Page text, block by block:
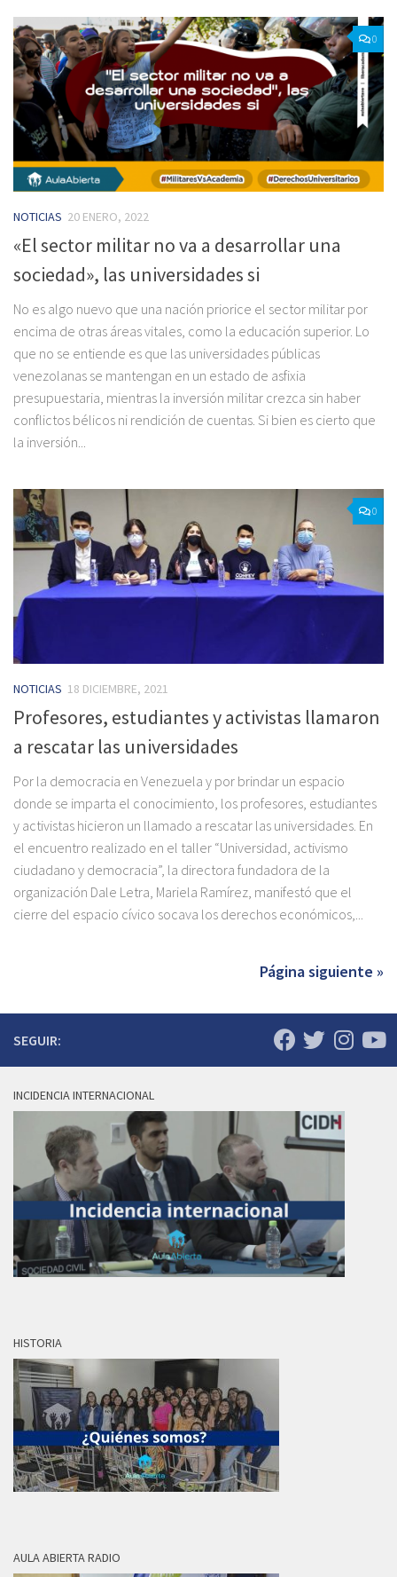
0
NOTICIAS 20 ENERO, 2022
«El sector militar no va a desarrollar una
sociedad», las universidades si
No es algo nuevo que una nación priorice el sector militar por
encima de otras áreas vitales, como la educación superior. Lo
que no se entiende es que las universidades públicas
venezolanas se mantengan en un estado de asfixia
presupuestaria, mientras la inversión militar crezca sin haber
conflictos bélicos ni rendición de cuentas. Si bien es cierto que
la inversión...
0
NOTICIAS 18 DICIEMBRE, 2021
Profesores, estudiantes y activistas llamaron
a rescatar las universidades
Por la democracia en Venezuela y por brindar un espacio
donde se imparta el conocimiento, los profesores, estudiantes
y activistas hicieron un llamado a rescatar las universidades. En
el encuentro realizado en el taller “Universidad, activismo
ciudadano y democracia”, la directora fundadora de la
organización Dale Letra, Mariela Ramírez, manifestó que el
cierre del espacio cívico socava los derechos económicos,...
Página siguiente »
SEGUIR:
INCIDENCIA INTERNACIONAL
HISTORIA
AULA ABIERTA RADIO